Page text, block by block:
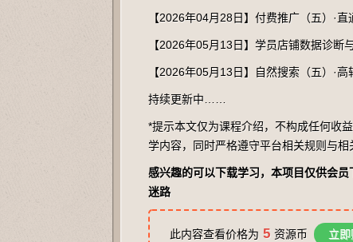
【2026年04月28日】付费推广（五）·
【2026年05月13日】学员店铺数据诊断
【2026年05月13日】自然搜索（五）·
持续更新中……
*提示本文仅为课程介绍，不构成任何收
学内容，同时严格遵守平台相关规则与相
感兴趣的可以下载学习，本项目仅供会
迷路
此内容查看价格为 5 资源币 立